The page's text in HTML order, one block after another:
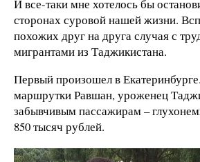
И все-таки мне хотелось бы
сторонах суровой нашей жизни.
похожих друг на друга случая с
мигрантами из Таджикистана.
Первый произошел в
маршрутки Равшан, уроженец
забывчивым пассажирам –
850 тысяч рублей.